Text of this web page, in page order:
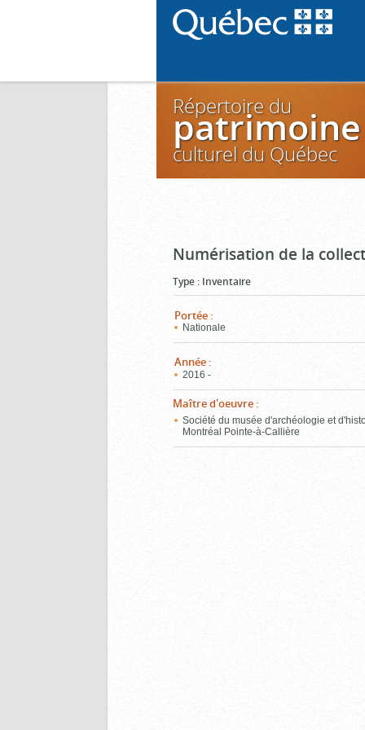
Répertoire du
patrimoine
culturel du Québec
Numérisation de la
Type : Inventaire
Portée :
Nationale
Année :
2016 -
Maître d'oeuvre :
Société du musée d'archéologie et
Montréal Pointe-à-Callière